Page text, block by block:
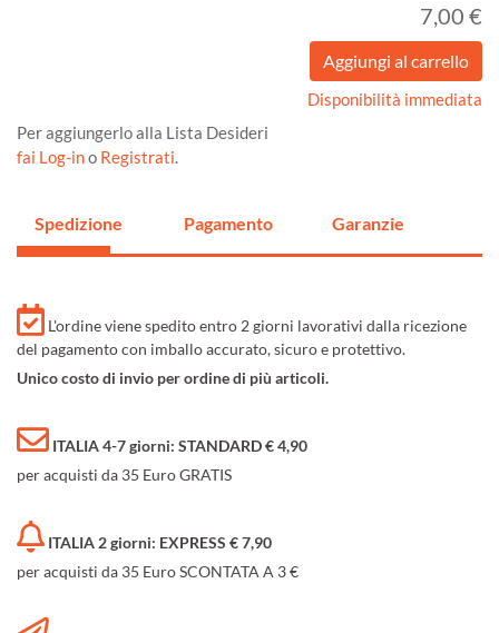
7,00 €
Disponibilità immediata
Per aggiungerlo alla Lista Desideri
fai Log-ino Registrati.
Spedizione Pagamento Garanzie
L'ordine viene spedito entro 2 giorni lavorativi dalla ricezione
del pagamento con imballo accurato, sicuro e protettivo.
Unico costo di invio per ordine di più articoli.
ITALIA 4-7 giorni: STANDARD € 4,90
per acquisti da 35 Euro GRATIS
ITALIA 2 giorni: EXPRESS € 7,90
per acquisti da 35 Euro SCONTATA A 3 €